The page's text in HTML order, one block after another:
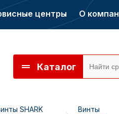
центры О
Каталог
SHARK
Винты